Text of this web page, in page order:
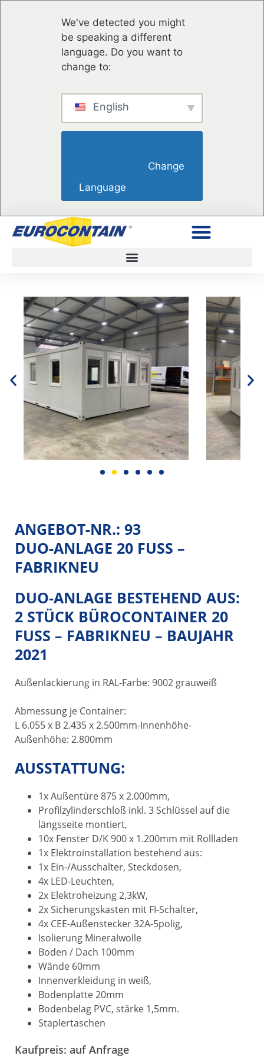
We've detected you might
be speaking a different
language. Do you want to
change to:
English
Language
ANGEBOT-NR.: 93
DUO-ANLAGE 20 FUSS – F
ABRIKNEU
DUO-ANLAGE BESTEHEND AUS:
2 STÜCK BÜROCONTAINER 20
FUSS – FABRIKNEU – BAUJAHR 2
021
Außenlackierung in RAL-Farbe: 9002 grauweiß
Abmessung je Container:
L 6.055 x B 2.435 x 2.500mm-Innenhöhe-
Außenhöhe: 2.800mm
AUSSTATTUNG:
1x Außentüre 875 x 2.000mm,
Profilzylinderschloß inkl. 3 Schlüssel auf die
längsseite montiert,
10x Fenster D/K 900 x 1.200mm mit Rollladen
1x Elektroinstallation bestehend aus:
1x Ein-/Ausschalter, Steckdosen,
4x LED-Leuchten,
2x Elektroheizung 2,3kW,
2x Sicherungskasten mit FI-Schalter,
4x CEE-Außenstecker 32A-5polig,
Isolierung Mineralwolle
Boden / Dach 100mm
Wände 60mm
Innenverkleidung in weiß,
Bodenplatte 20mm
Bodenbelag PVC, stärke 1,5mm.
Staplertaschen
Kaufpreis: auf Anfrage